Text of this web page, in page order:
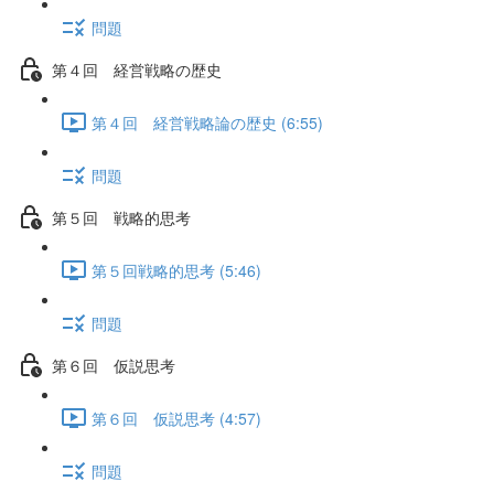
問題
第４回 経営戦略の歴史
第４回 経営戦略論の歴史 (6:55)
問題
第５回 戦略的思考
第５回戦略的思考 (5:46)
問題
第６回 仮説思考
第６回 仮説思考 (4:57)
問題